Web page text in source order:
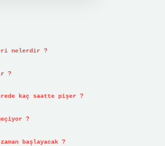
nelerdir ?
?
kaç saatte pişer ?
?
başlayacak ?